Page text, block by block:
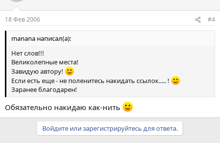
18 Фев 2006 #4
manana написал(а):
Нет слов!!!
Великолепные места!
Завидую автору!
Если есть еще - не поленитесь накидать ссылок..... !
Заранее благодарен!
Обязательно накидаю как-нить
Войдите или зарегистрируйтесь для ответа.